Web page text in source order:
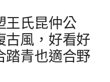
王氏昆仲公
古風，好看好
踏青也適合野